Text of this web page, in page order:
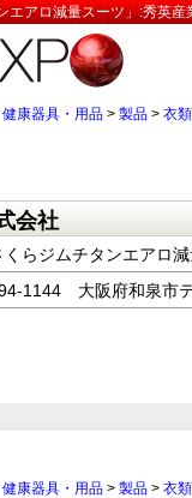
エアロ減量スーツ」:秀英
健康器具・用品 > 製品 > 衣類
会社
くらジムチタンエアロ
1144 大阪府和泉市
健康器具・用品 > 製品 > 衣類